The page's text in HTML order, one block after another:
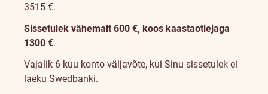
3515 €.
Sissetulek vähemalt 600 €, koos kaastaotlejaga
1300 €.
Vajalik 6 kuu konto väljavõte, kui Sinu sissetulek ei
laeku Swedbanki.